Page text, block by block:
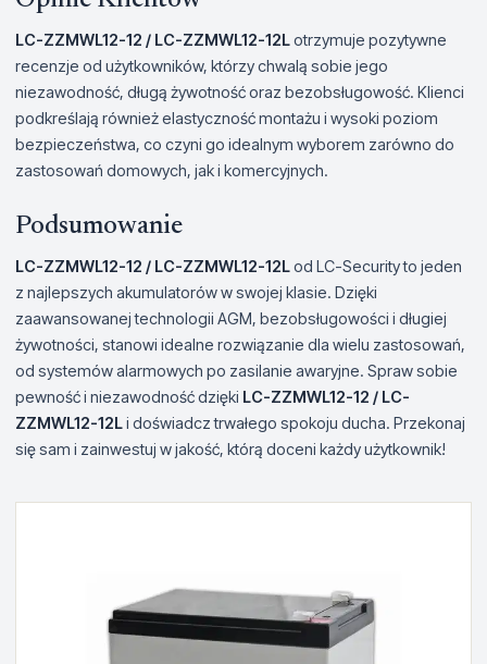
LC-ZZMWL12-12 / LC-ZZMWL12-12Lotrzymuje pozytywne
recenzje od użytkowników, którzy chwalą sobie jego
niezawodność, długą żywotność oraz bezobsługowość. Klienci
podkreślają również elastyczność montażu i wysoki poziom
bezpieczeństwa, co czyni go idealnym wyborem zarówno do
zastosowań domowych, jak i komercyjnych.
Podsumowanie
LC-ZZMWL12-12 / LC-ZZMWL12-12Lod LC-Security to jeden
z najlepszych akumulatorów w swojej klasie. Dzięki
zaawansowanej technologii AGM, bezobsługowości i długiej
żywotności, stanowi idealne rozwiązanie dla wielu zastosowań,
od systemów alarmowych po zasilanie awaryjne. Spraw sobie
pewność i niezawodność dzięki LC-ZZMWL12-12 / LC-
ZZMWL12-12Li doświadcz trwałego spokoju ducha. Przekonaj
się sam i zainwestuj w jakość, którą doceni każdy użytkownik!